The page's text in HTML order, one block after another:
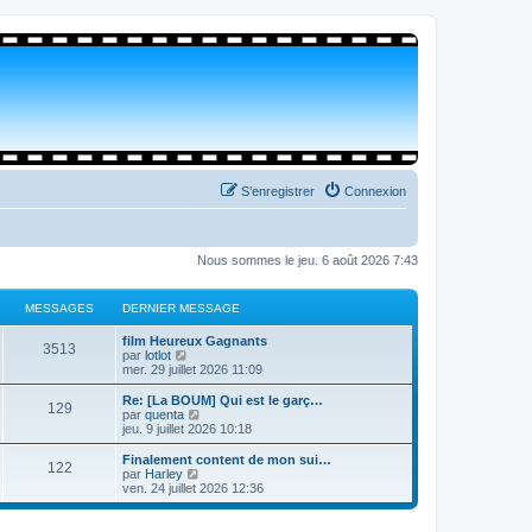
Connexion
S’enregistrer
Nous sommes le jeu. 6 août 2026 7:43
MESSAGES DERNIER MESSAGE
3513
film Heureux Gagnants
par lotlot
o
i
r
l
e
e
r
n
i
e
mer. 29 juillet 2026 11:09
129
Re: [La BOUM] Qui est le garç…
par quenta
o
i
r
e
e
jeu. 9 juillet 2026 10:18
122
Finalement content de mon sui…
par Harley
o
i
ven. 24 juillet 2026 12:36